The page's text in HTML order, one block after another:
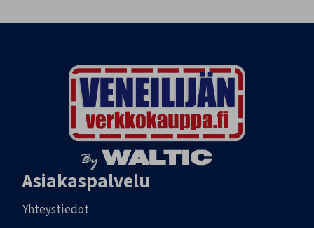
Asiakaspalvelu
Yhteystiedot